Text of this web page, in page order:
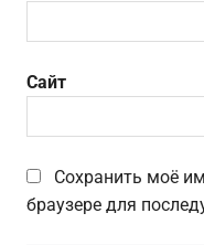
Сайт
Сохранить моё
браузере для